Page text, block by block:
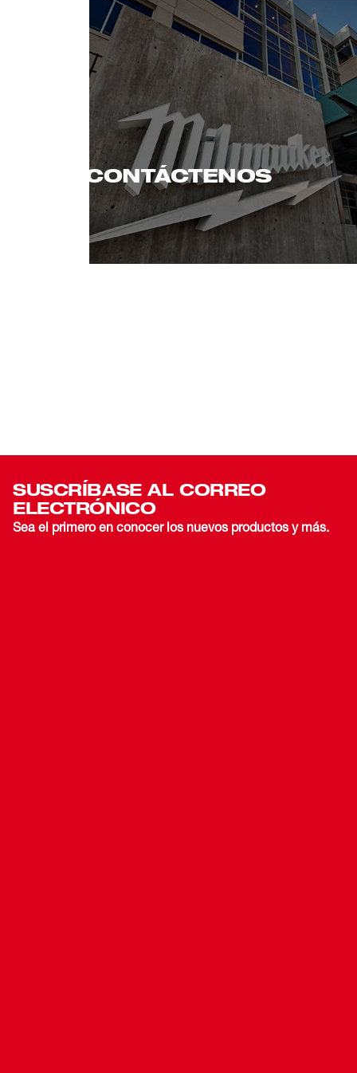
CONTÁCTENOS
SUSCRÍBASE AL CORREO
ELECTRÓNICO
Sea el primero en conocer los nuevos productos y más.